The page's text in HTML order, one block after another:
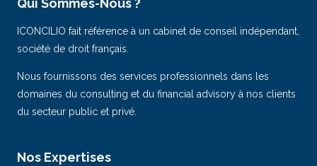
Qui Sommes-Nous ?
ICONCILIO fait référence à un cabinet de conseil indépendant,
société de droit français.
Nous fournissons des services professionnels dans les
domaines du consulting et du financial advisory à nos clients
du secteur public et privé.
Nos Expertises